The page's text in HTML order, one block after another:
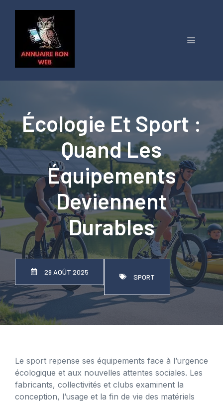
contenu
Menu
Écologie Et Sport :
Quand Les
Équipements
Deviennent
Durables
29 AOÛT 2025
SPORT
Le sport repense ses équipements face à l’urgence
écologique et aux nouvelles attentes sociales. Les
fabricants, collectivités et clubs examinent la
conception, l’usage et la fin de vie des matériels